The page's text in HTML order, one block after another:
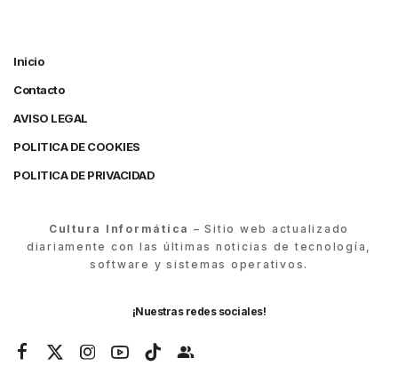
Inicio
Contacto
AVISO LEGAL
POLITICA DE COOKIES
POLITICA DE PRIVACIDAD
Cultura Informática – Sitio web actualizado
diariamente con las últimas noticias de tecnología,
software y sistemas operativos.
¡Nuestras redes sociales!